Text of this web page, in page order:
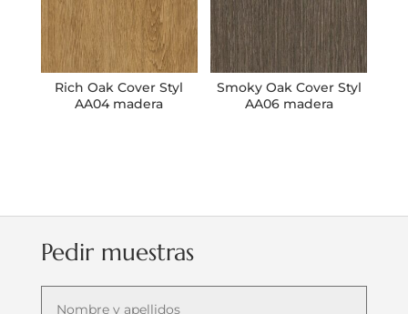
Rich Oak Cover Styl
AA04 madera
Smoky Oak Cover Styl
AA06 madera
Pedir muestras